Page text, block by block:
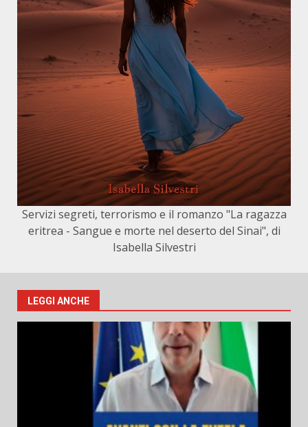
Servizi segreti, terrorismo e il romanzo "La ragazza
eritrea - Sangue e morte nel deserto del Sinai", di
Isabella Silvestri
LEGGI ANCHE